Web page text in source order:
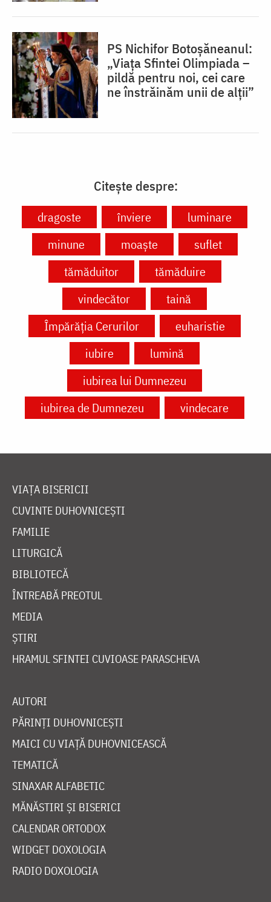
PS Nichifor Botoșăneanul:
„Viața Sfintei Olimpiada –
pildă pentru noi, cei care
ne înstrăinăm unii de alții”
Citește despre:
dragoste înviere
luminare
minune
moaște
suflet
tămăduitor
tămăduire
vindecător
taină
Împărăția Cerurilor
euharistie
iubire
lumină
iubirea lui Dumnezeu
iubirea de Dumnezeu
vindecare
VIAȚA BISERICII
CUVINTE DUHOVNICEȘTI
FAMILIE
LITURGICĂ
BIBLIOTECĂ
ÎNTREABĂ PREOTUL
MEDIA
ȘTIRI
HRAMUL SFINTEI CUVIOASE PARASCHEVA
AUTORI
PĂRINȚI DUHOVNICEȘTI
MAICI CU VIAȚĂ DUHOVNICEASCĂ
TEMATICĂ
SINAXAR ALFABETIC
MĂNĂSTIRI ȘI BISERICI
CALENDAR ORTODOX
WIDGET DOXOLOGIA
RADIO DOXOLOGIA